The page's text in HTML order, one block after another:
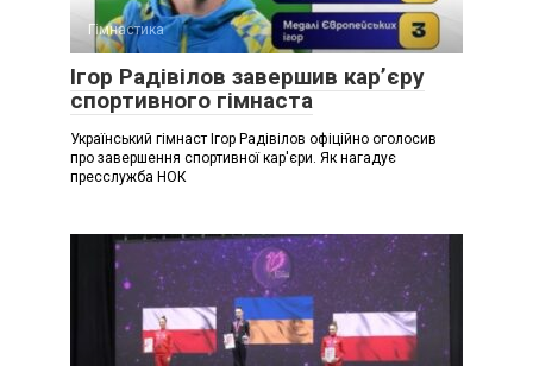
Гімнастика
Ігор Радівілов завершив кар’єру
спортивного гімнаста
Український гімнаст Ігор Радівілов офіційно оголосив
про завершення спортивної кар'єри. Як нагадує
пресслужба НОК